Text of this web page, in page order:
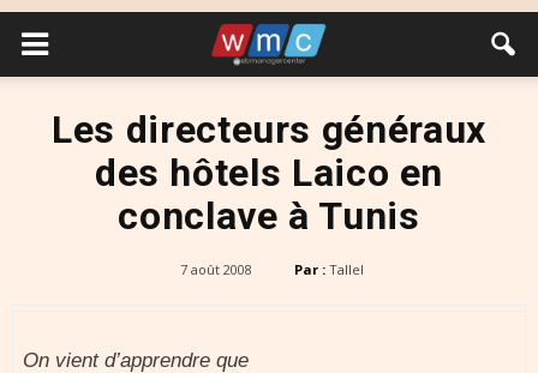
Les directeurs généraux
des hôtels Laico en
conclave à Tunis
7 août 2008 Par : Tallel
On vient d’apprendre que